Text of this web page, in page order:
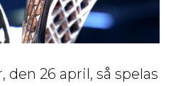
den 26 april, så spelas